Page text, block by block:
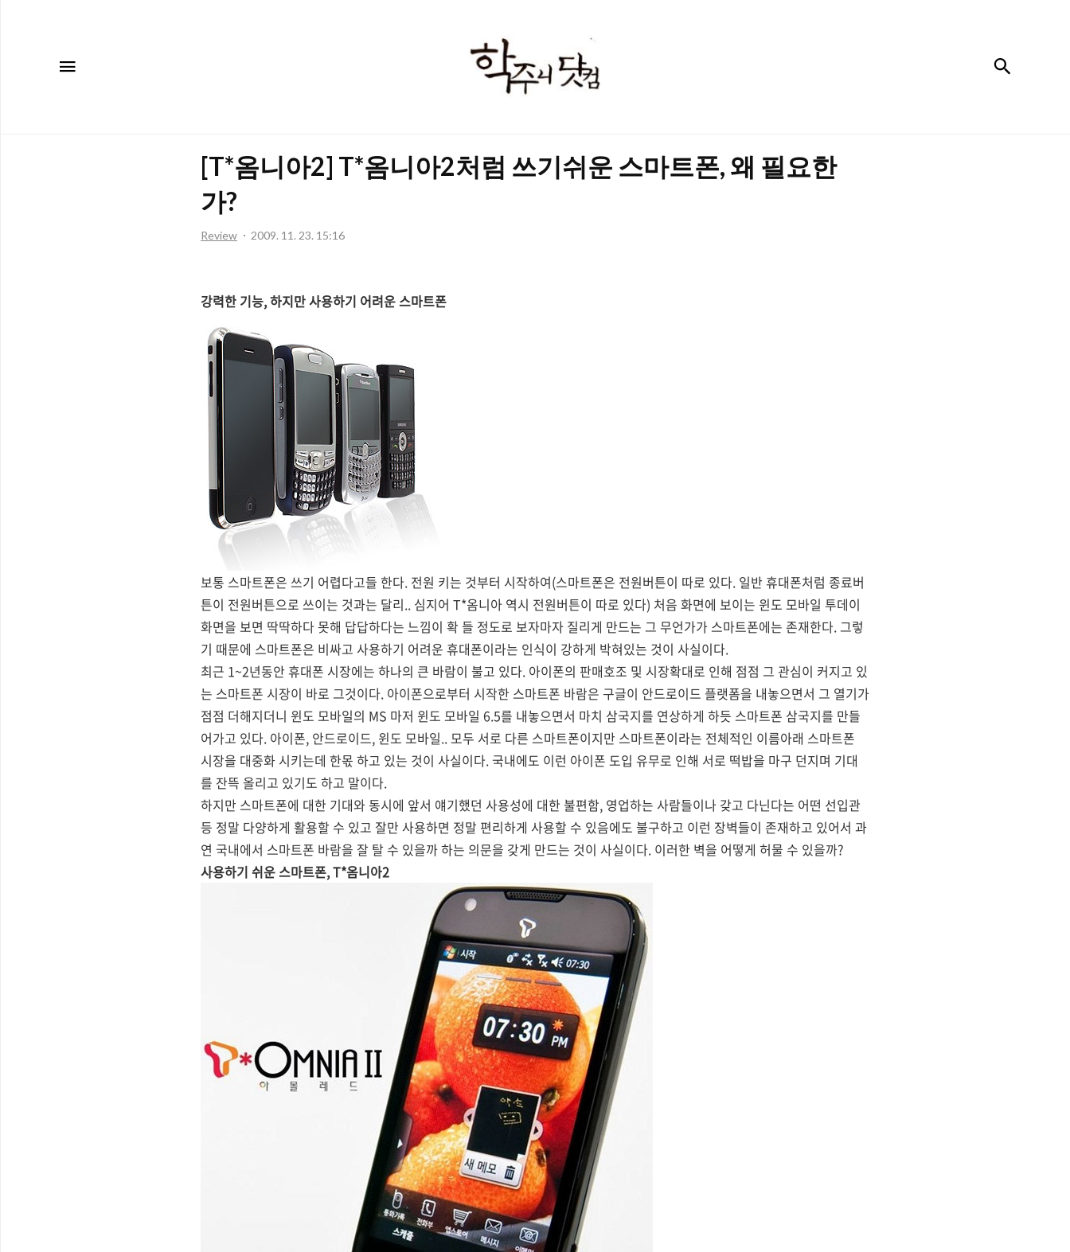
주
컴
[T*옴니아2] T*옴니아2처럼 쓰기쉬운 스마트폰, 왜 필요한
가?
Review 2009. 11. 23. 15:16
강력한 기능, 하지만 사용하기 어려운 스마트폰
보통 스마트폰은 쓰기 어렵다고들 한다. 전원 키는 것부터 시작하여(스마트폰은 전원버튼이 따로 있다. 일반 휴대폰처럼 종료버
튼이 전원버튼으로 쓰이는 것과는 달리.. 심지어 T*옴니아 역시 전원버튼이 따로 있다) 처음 화면에 보이는 윈도 모바일 투데이
화면을 보면 딱딱하다 못해 답답하다는 느낌이 확 들 정도로 보자마자 질리게 만드는 그 무언가가 스마트폰에는 존재한다. 그렇
기 때문에 스마트폰은 비싸고 사용하기 어려운 휴대폰이라는 인식이 강하게 박혀있는 것이 사실이다.
최근 1~2년동안 휴대폰 시장에는 하나의 큰 바람이 불고 있다. 아이폰의 판매호조 및 시장확대로 인해 점점 그 관심이 커지고 있
는 스마트폰 시장이 바로 그것이다. 아이폰으로부터 시작한 스마트폰 바람은 구글이 안드로이드 플랫폼을 내놓으면서 그 열기가
점점 더해지더니 윈도 모바일의 MS 마저 윈도 모바일 6.5를 내놓으면서 마치 삼국지를 연상하게 하듯 스마트폰 삼국지를 만들
어가고 있다. 아이폰, 안드로이드, 윈도 모바일.. 모두 서로 다른 스마트폰이지만 스마트폰이라는 전체적인 이름아래 스마트폰
시장을 대중화 시키는데 한몫 하고 있는 것이 사실이다. 국내에도 이런 아이폰 도입 유무로 인해 서로 떡밥을 마구 던지며 기대
를 잔뜩 올리고 있기도 하고 말이다.
하지만 스마트폰에 대한 기대와 동시에 앞서 얘기했던 사용성에 대한 불편함, 영업하는 사람들이나 갖고 다닌다는 어떤 선입관
등 정말 다양하게 활용할 수 있고 잘만 사용하면 정말 편리하게 사용할 수 있음에도 불구하고 이런 장벽들이 존재하고 있어서 과
연 국내에서 스마트폰 바람을 잘 탈 수 있을까 하는 의문을 갖게 만드는 것이 사실이다. 이러한 벽을 어떻게 허물 수 있을까?
사용하기 쉬운 스마트폰, T*옴니아2